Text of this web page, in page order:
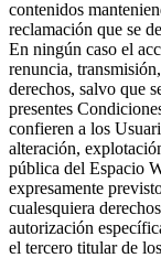
contenidos
reclamación que se
En ningún caso el
renuncia,
derechos, salvo que
presentes
confieren a los
alteración,
pública del Espacio
expresamente
cualesquiera
autorización
el tercero titular de